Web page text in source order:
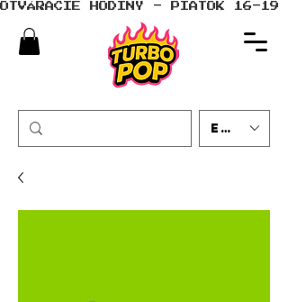
OTVÁRACIE HODINY - PIATOK 16-19
EUR (€)